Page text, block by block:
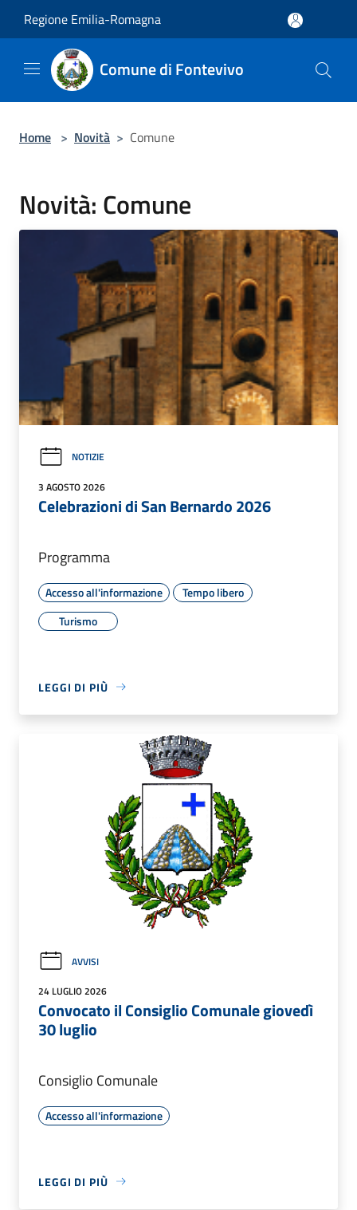
Regione Emilia-Romagna
Comune di Fontevivo
Home > Novità > Comune
Novità: Comune
NOTIZIE
3 AGOSTO 2026
Celebrazioni di San Bernardo 2026
Programma
Accesso all'informazione
Tempo libero
Turismo
LEGGI DI PIÙ
AVVISI
24 LUGLIO 2026
Convocato il Consiglio Comunale giovedì
30 luglio
Consiglio Comunale
Accesso all'informazione
LEGGI DI PIÙ